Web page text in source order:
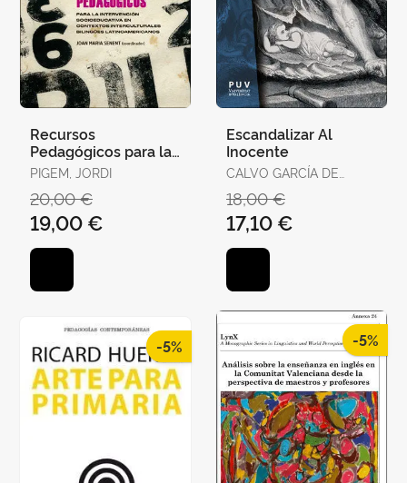
Recursos
Pedagógicos para la
Intervención
Socioeducativa en
Contextos Intercultu
PIGEM, JORDI
20,00 €
19,00 €
Escandalizar Al
Inocente
CALVO GARCÍA DE
/ ALCANTUD DÍAZ,
MARÍA
18,00 €
17,10 €
-5% -5%